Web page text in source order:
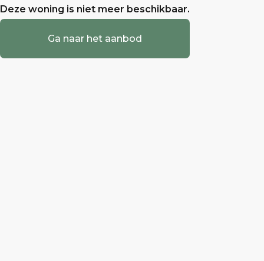
Deze woning is niet meer beschikbaar.
Ga naar het aanbod